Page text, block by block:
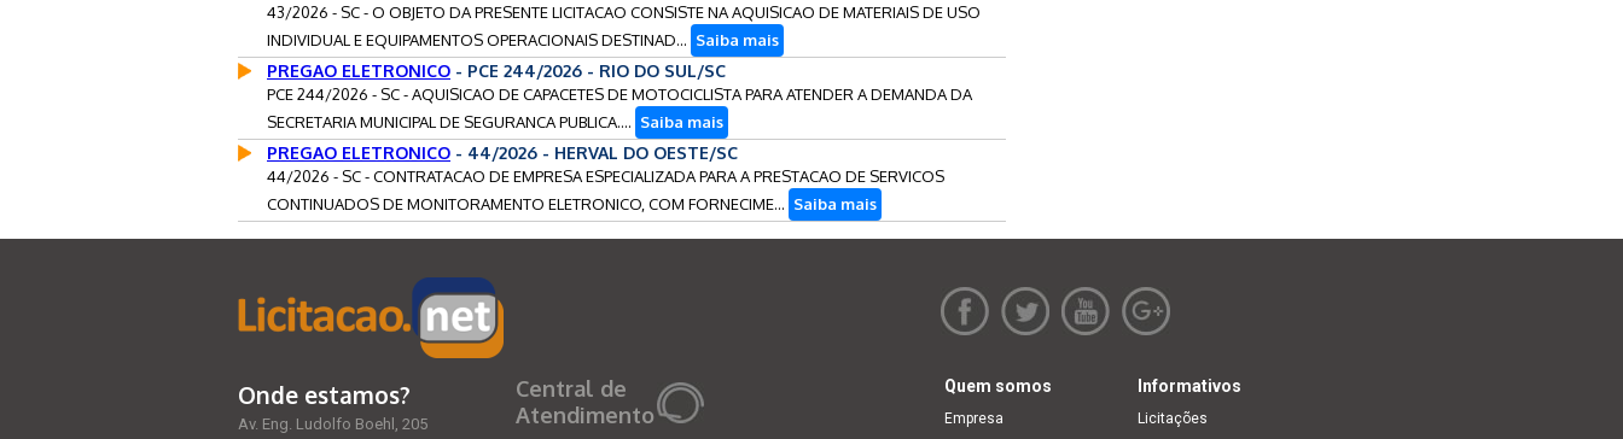
43/2026 - SC - O OBJETO DA PRESENTE LICITACAO CONSISTE NA AQUISICAO DE MATERIAIS DE USO
INDIVIDUAL E EQUIPAMENTOS OPERACIONAIS DESTINAD... Saiba mais
PREGAO ELETRONICO - PCE 244/2026 - RIO DO SUL/SC
PCE 244/2026 - SC - AQUISICAO DE CAPACETES DE MOTOCICLISTA PARA ATENDER A DEMANDA DA
SECRETARIA MUNICIPAL DE SEGURANCA PUBLICA.... Saiba mais
PREGAO ELETRONICO - 44/2026 - HERVAL DO OESTE/SC
44/2026 - SC - CONTRATACAO DE EMPRESA ESPECIALIZADA PARA A PRESTACAO DE SERVICOS
CONTINUADOS DE MONITORAMENTO ELETRONICO, COM FORNECIME... Saiba mais
Onde estamos?
Av. Eng. Ludolfo Boehl, 205
Central de
Atendimento
Quem somos
Empresa
Informativos
Licitações